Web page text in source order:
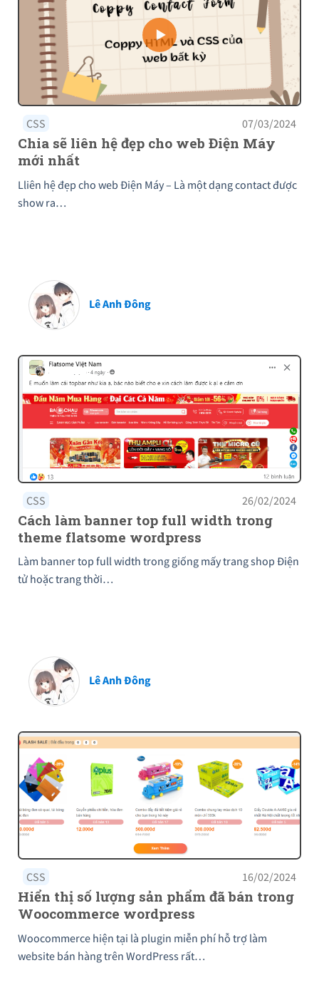
CSS 07/03/2024
Chia sẽ liên hệ đẹp cho web Điện Máy
mới nhất
Lliên hệ đẹp cho web Điện Máy – Là một dạng contact được
show ra…
Lê Anh Đông
CSS 26/02/2024
Cách làm banner top full width trong
theme flatsome wordpress
Làm banner top full width trong giống mấy trang shop Điện
tử hoặc trang thời…
Lê Anh Đông
CSS 16/02/2024
Hiển thị số lượng sản phẩm đã bán trong
Woocommerce wordpress
Woocommerce hiện tại là plugin miễn phí hỗ trợ làm
website bán hàng trên WordPress rất…